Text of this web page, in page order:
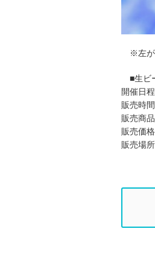
※左
■生ビ
開催日
販売時
販売商
販売価
販売場